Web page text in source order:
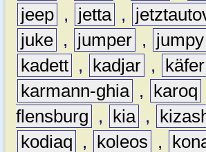
jeep , jetta ,
juke , jumper , jumpy
kadett , kadjar , käfer
karmann-ghia , karoq
flensburg
, kia ,
kodiaq
, koleos ,